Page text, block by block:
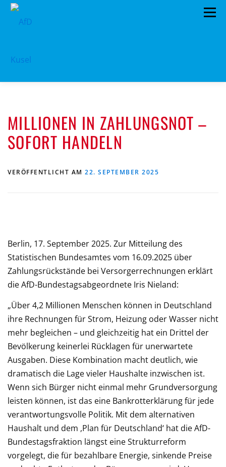
Zum
Inhalt
Menü
PROGRAMM KONTAKT
MITGLIED WERDEN SPENDEN
MILLIONEN IN ZAHLUNGSNOT –
SOFORT HANDELN
VERÖFFENTLICHT AM 22. SEPTEMBER 2025
Berlin, 17. September 2025. Zur Mitteilung des
Statistischen Bundesamtes vom 16.09.2025 über
Zahlungsrückstände bei Versorgerrechnungen erklärt
die AfD-Bundestagsabgeordnete Iris Nieland:
„Über 4,2 Millionen Menschen können in Deutschland
ihre Rechnungen für Strom, Heizung oder Wasser nicht
mehr begleichen – und gleichzeitig hat ein Drittel der
Bevölkerung keinerlei Rücklagen für unerwartete
Ausgaben. Diese Kombination macht deutlich, wie
dramatisch die Lage vieler Haushalte inzwischen ist.
Wenn sich Bürger nicht einmal mehr Grundversorgung
leisten können, ist das eine Bankrotterklärung für jede
verantwortungsvolle Politik. Mit dem alternativen
Haushalt und dem ,Plan für Deutschland‘ hat die AfD-
Bundestagsfraktion längst eine Strukturreform
vorgelegt, die für bezahlbare Energie, sinkende Preise